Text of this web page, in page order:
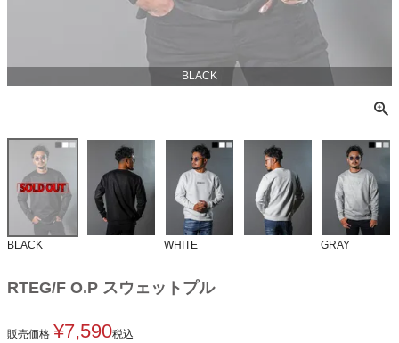
BLACK
BLACK WHITE GRAY
RTEG/F O.P スウェットプル
販売価格 ¥7,590税込